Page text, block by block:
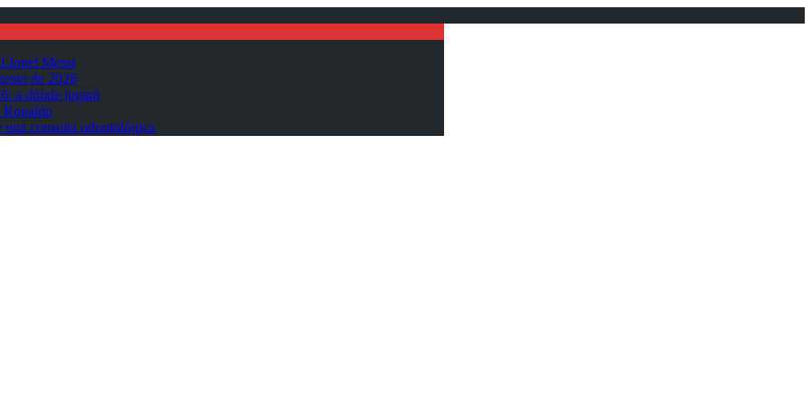
Messi
de 2026
a dónde jugará
Ronaldo
consulta odontológica